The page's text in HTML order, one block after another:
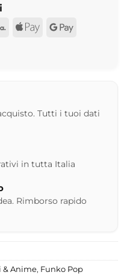
Klarna Apple Google
Tutti i tuoi dati
in tutta Italia
Rimborso rapido
& Anime, Funko Pop